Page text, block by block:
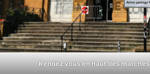
Rendez vous en haut des